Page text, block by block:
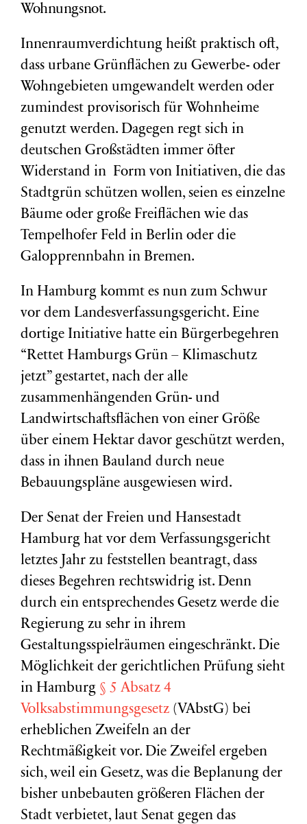
Wohnungsnot.
Innenraumverdichtung heißt praktisch oft,
dass urbane Grünflächen zu Gewerbe- oder
Wohngebieten umgewandelt werden oder
zumindest provisorisch für Wohnheime
genutzt werden. Dagegen regt sich in
deutschen Großstädten immer öfter
Widerstand in Form von Initiativen, die das
Stadtgrün schützen wollen, seien es einzelne
Bäume oder große Freiflächen wie das
Tempelhofer Feld in Berlin oder die
Galopprennbahn in Bremen.
In Hamburg kommt es nun zum Schwur
vor dem Landesverfassungsgericht. Eine
dortige Initiative hatte ein Bürgerbegehren
“Rettet Hamburgs Grün – Klimaschutz
jetzt” gestartet, nach der alle
zusammenhängenden Grün- und
Landwirtschaftsflächen von einer Größe
über einem Hektar davor geschützt werden,
dass in ihnen Bauland durch neue
Bebauungspläne ausgewiesen wird.
Der Senat der Freien und Hansestadt
Hamburg hat vor dem Verfassungsgericht
letztes Jahr zu feststellen beantragt, dass
dieses Begehren rechtswidrig ist. Denn
durch ein entsprechendes Gesetz werde die
Regierung zu sehr in ihrem
Gestaltungsspielräumen eingeschränkt. Die
Möglichkeit der gerichtlichen Prüfung sieht
in Hamburg § 5 Absatz 4
Volksabstimmungsgesetz (VAbstG) bei
erheblichen Zweifeln an der
Rechtmäßigkeit vor. Die Zweifel ergeben
sich, weil ein Gesetz, was die Beplanung der
bisher unbebauten größeren Flächen der
Stadt verbietet, laut Senat gegen das